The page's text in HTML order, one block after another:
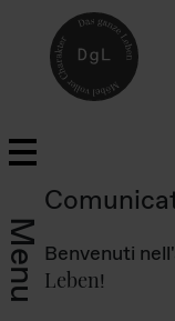
Menu Benvenuti
Leben!